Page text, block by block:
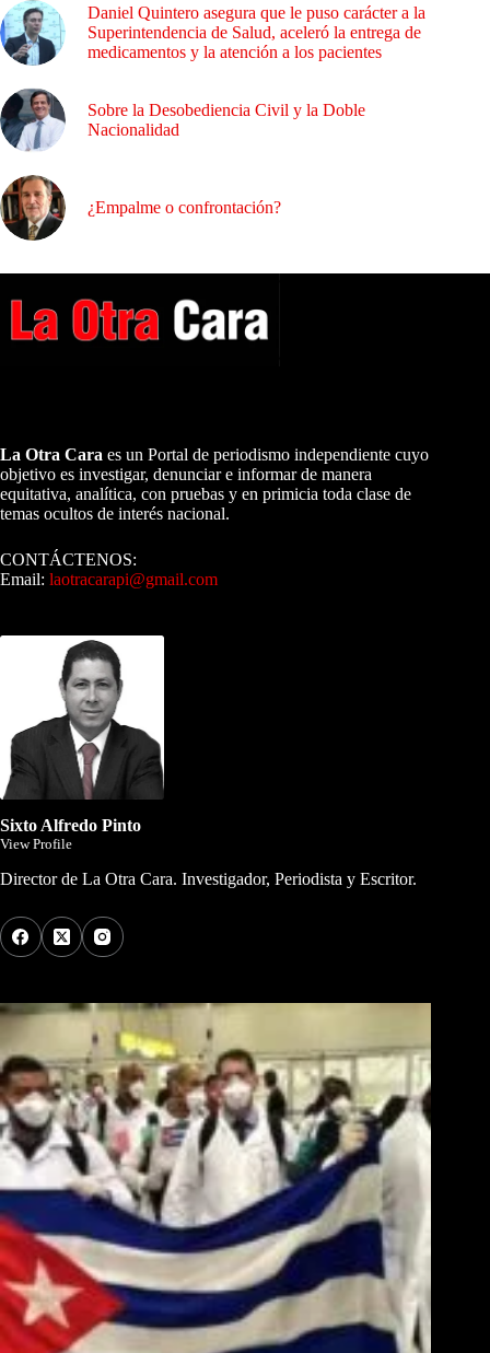
Daniel Quintero asegura que le puso carácter a la
Superintendencia de Salud, aceleró la entrega de
medicamentos y la atención a los pacientes
Sobre la Desobediencia Civil y la Doble
Nacionalidad
¿Empalme o confrontación?
La Otra Cara es un Portal de periodismo independiente cuyo
objetivo es investigar, denunciar e informar de manera
equitativa, analítica, con pruebas y en primicia toda clase de
temas ocultos de interés nacional.
CONTÁCTENOS:
Email: laotracarapi@gmail.com
Sixto Alfredo Pinto
View Profile
Director de La Otra Cara. Investigador, Periodista y Escritor.